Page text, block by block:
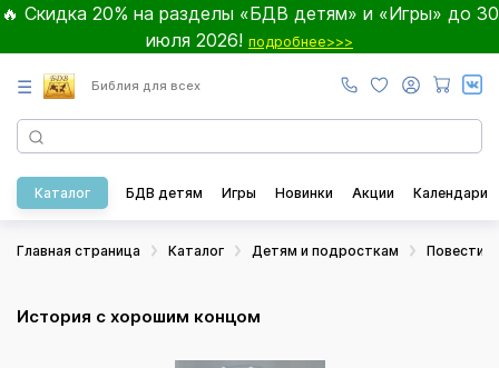
🔥 Скидка 20% на разделы «БДВ детям» и «Игры» до 30
июля 2026! подробнее>>>
☰ Библия для всех
Каталог БДВ детям Игры Новинки Акции Календари
Главная страница Каталог Детям и подросткам Повести
История с хорошим концом